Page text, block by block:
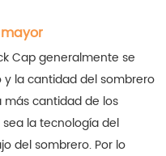
Cap generalmente se
la cantidad del sombrero
cantidad de los
la tecnología del
del sombrero. Por lo